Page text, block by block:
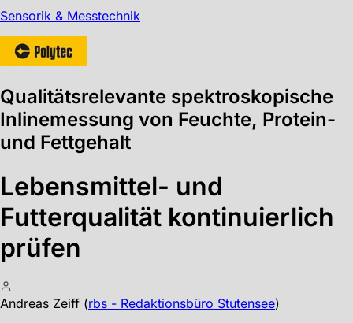
Sensorik & Messtechnik
Qualitätsrelevante spektroskopische
Inlinemessung von Feuchte, Protein-
und Fettgehalt
Lebensmittel- und
Futterqualität kontinuierlich
prüfen
Andreas Zeiff (rbs - Redaktionsbüro Stutensee)